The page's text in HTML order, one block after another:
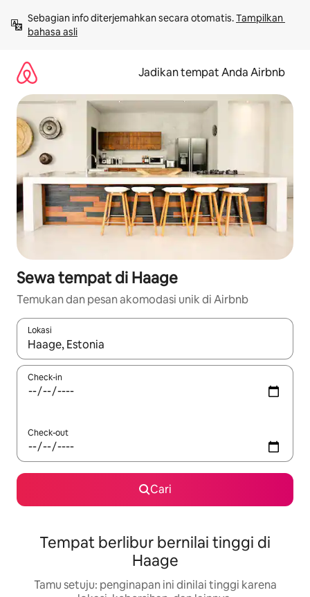
langsung
lihat
Sebagian info diterjemahkan secara otomatis. Tampilkan
bahasa asli
Jadikan tempat Anda Airbnb
Sewa tempat di Haage
Temukan dan pesan akomodasi unik di Airbnb
Lokasi
Jika hasil yang dicari tersedia, telusuri dengan tombol panah
Check-in
Check-out
Cari
Tempat berlibur bernilai tinggi di
Haage
Tamu setuju: penginapan ini dinilai tinggi karena